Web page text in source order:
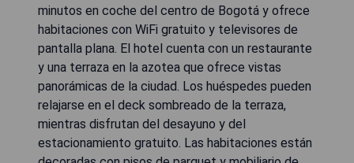
minutos en coche del centro de Bogotá y ofrece
habitaciones con WiFi gratuito y televisores de
pantalla plana. El hotel cuenta con un restaurante
y una terraza en la azotea que ofrece vistas
panorámicas de la ciudad. Los huéspedes pueden
relajarse en el deck sombreado de la terraza,
mientras disfrutan del desayuno y del
estacionamiento gratuito. Las habitaciones están